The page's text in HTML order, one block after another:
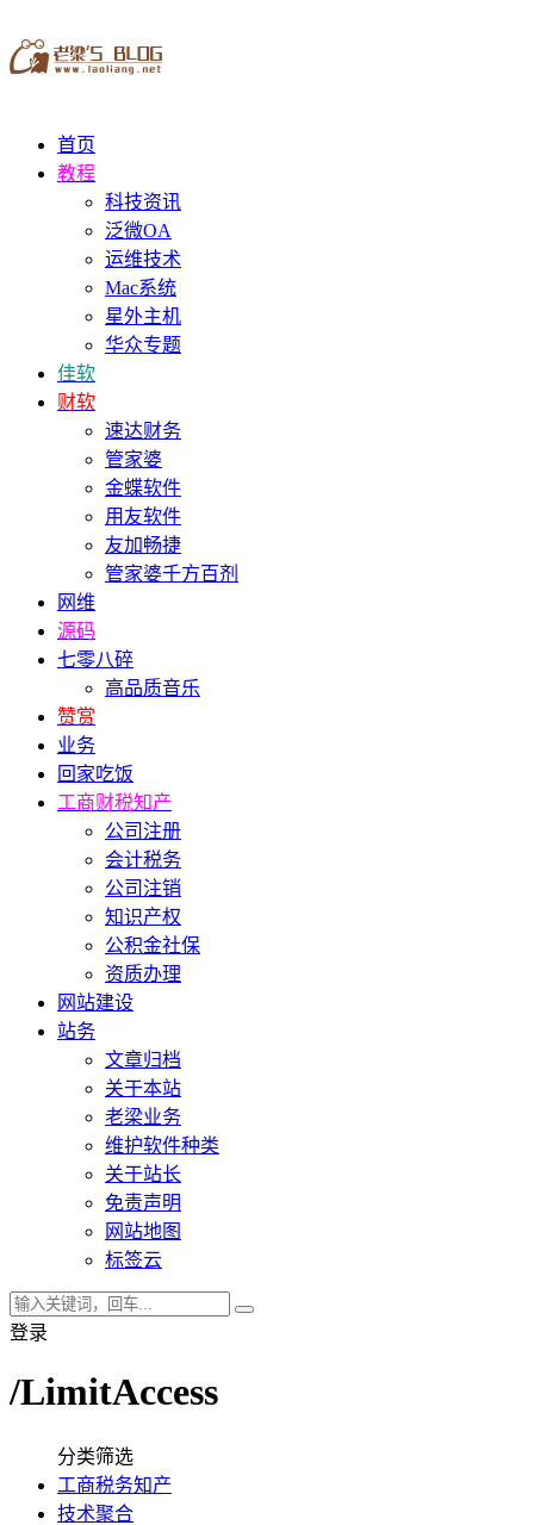
首页
教程
科技资讯
泛微OA
运维技术
Mac系统
星外主机
华众专题
佳软
财软
速达财务
管家婆
金蝶软件
用友软件
友加畅捷
管家婆千方百剂
网维
源码
七零八碎
高品质音乐
赞赏
业务
回家吃饭
工商财税知产
公司注册
会计税务
公司注销
知识产权
公积金社保
资质办理
网站建设
站务
文章归档
关于本站
老梁业务
维护软件种类
关于站长
免责声明
网站地图
标签云
登录
/LimitAccess
分类筛选
工商税务知产
技术聚合